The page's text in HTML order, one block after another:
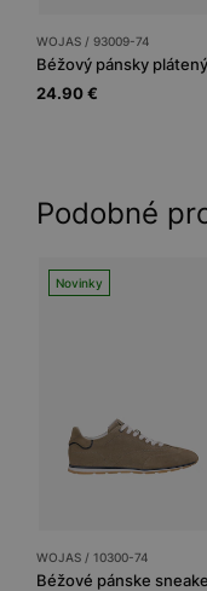
WOJAS / 93009-74
24.90 €
Podobné
Novinky
WOJAS / 10300-74